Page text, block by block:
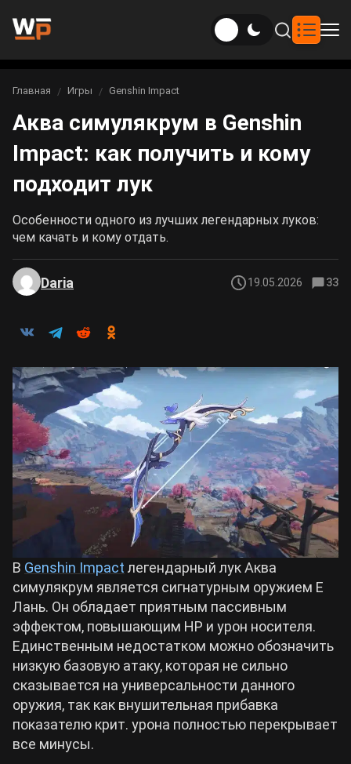
Новости
Новости Genshin Impact
Новости Honkai: Star Rail
Новости Zenless Zone Zero
Игры
Genshin Impact
Gothic 1 Remake
Crimson Desert
Zenless Zone Zero
Kingdom Come: Deliverance 2
Path of Exile 2
Wuthering Waves
Roblox
Hogwarts Legacy
Cyberpunk 2077
Билды
Билды Genshin Impact
Билды Honkai: Star Rail
Билды Zenless Zone Zero
Билды Neverness to Everness
Билды Arknights: Endfield
Билды Wuthering Waves
Билды Cyberpunk 2077
Билды Path of Exile 2
Интересное
Рейтинги
Аниме
Фильмы и сериалы
Вы здесь:
Главная Игры Genshin Impact
Аква симулякрум в Genshin
Impact: как получить и кому
подходит лук
Особенности одного из лучших легендарных луков:
чем качать и кому отдать.
Daria 19.05.2026 33
В Genshin Impact легендарный лук Аква
симулякрум является сигнатурным оружием Е
Лань. Он обладает приятным пассивным
эффектом, повышающим НР и урон носителя.
Единственным недостатком можно обозначить
низкую базовую атаку, которая не сильно
сказывается на универсальности данного
оружия, так как внушительная прибавка
показателю крит. урона полностью перекрывает
все минусы.